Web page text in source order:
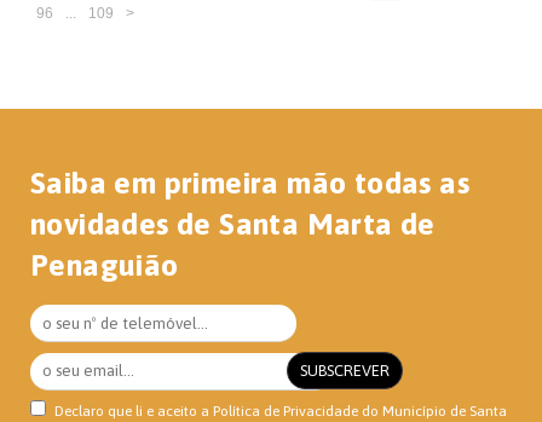
96
... 109 >
Saiba em primeira mão todas as
novidades de Santa Marta de
Penaguião
Declaro que li e aceito a Política de Privacidade do Município de Santa